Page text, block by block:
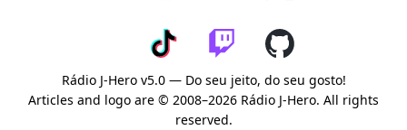
Rádio J-Hero v5.0 — Do seu jeito, do seu gosto!
Articles and logo are © 2008–2026 Rádio J-Hero. All rights
reserved.